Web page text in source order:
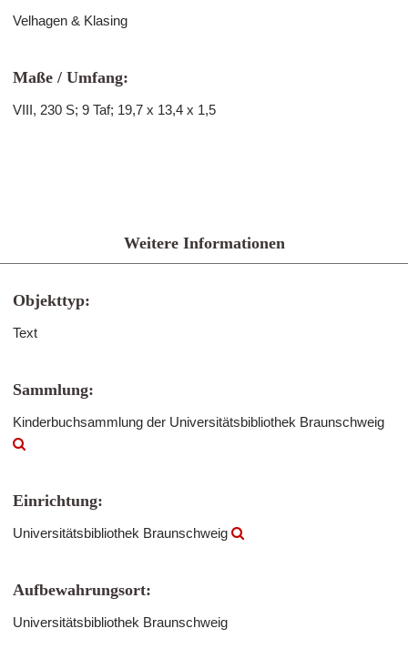
Velhagen & Klasing
Maße / Umfang:
VIII, 230 S; 9 Taf; 19,7 x 13,4 x 1,5
Weitere Informationen
Objekttyp:
Text
Sammlung:
Kinderbuchsammlung der Universitätsbibliothek Braunschweig
Einrichtung:
Universitätsbibliothek Braunschweig
Aufbewahrungsort:
Universitätsbibliothek Braunschweig